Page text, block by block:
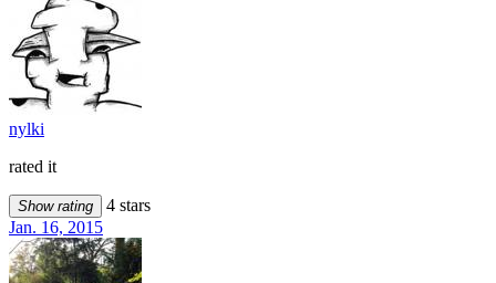
nylki
rated it
Show rating
4 stars
Jan. 16, 2015